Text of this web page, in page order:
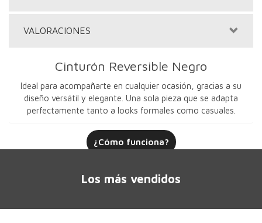
VALORACIONES
Cinturón Reversible Negro
Ideal para acompañarte en cualquier ocasión, gracias a su
diseño versátil y elegante. Una sola pieza que se adapta
perfectamente tanto a looks formales como casuales.
¿Cómo funciona?
Los más vendidos